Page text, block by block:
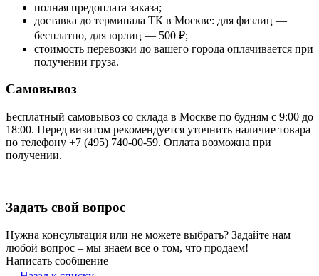
полная предоплата заказа;
доставка до терминала ТК в Москве: для физлиц —
бесплатно, для юрлиц — 500 ₽;
стоимость перевозки до вашего города оплачивается при
получении груза.
Самовывоз
Бесплатный самовывоз со склада в Москве по будням с 9:00 до
18:00. Перед визитом рекомендуется уточнить наличие товара
по телефону +7 (495) 740-00-59. Оплата возможна при
получении.
Задать свой вопрос
Нужна консультация или не можете выбрать? Задайте нам
любой вопрос – мы знаем все о том, что продаем!
Написать сообщение